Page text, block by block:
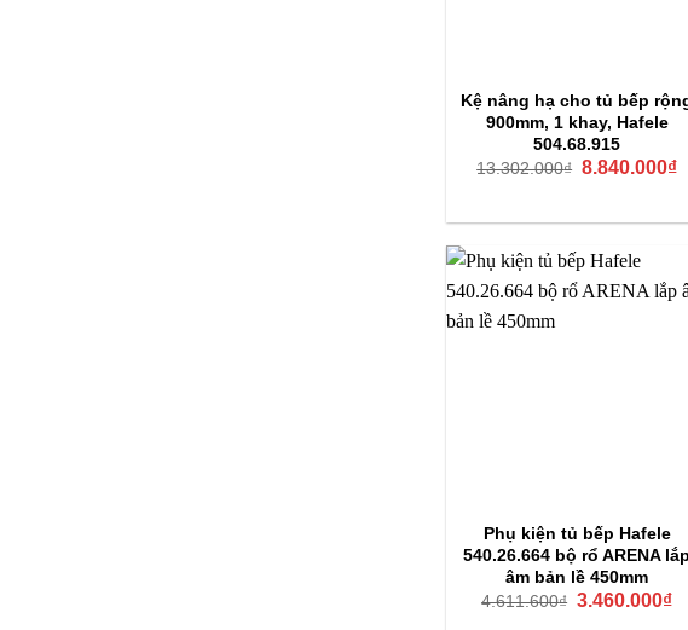
Kệ nâng hạ cho tủ bếp
900mm, 1 khay, Hafele
504.68.915
13.302.000₫ Giá
8.840.000₫
Phụ kiện tủ bếp Hafele
540.26.664 bộ rổ ARENA lắp
âm bản lề 450mm
4.611.600₫ Giá
3.460.000₫Giá